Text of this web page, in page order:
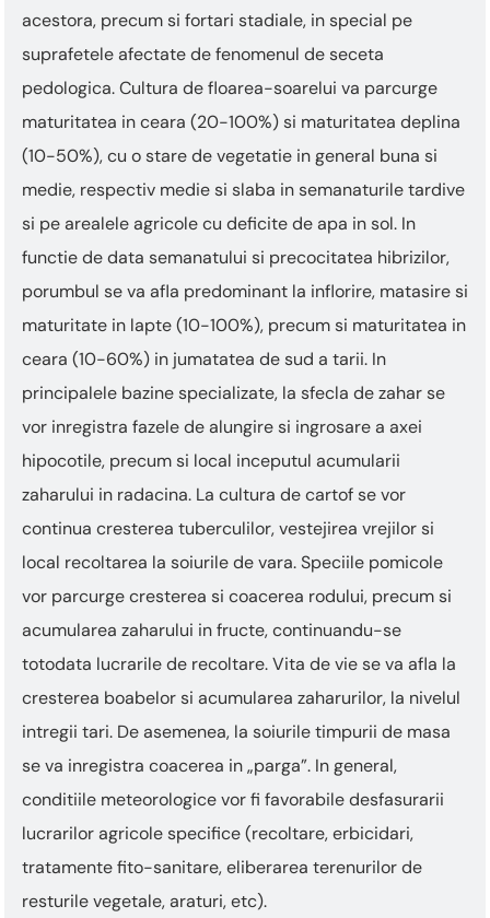
acestora, precum si fortari stadiale, in special pe
suprafetele afectate de fenomenul de seceta
pedologica. Cultura de floarea-soarelui va parcurge
maturitatea in ceara (20-100%) si maturitatea deplina
(10-50%), cu o stare de vegetatie in general buna si
medie, respectiv medie si slaba in semanaturile tardive
si pe arealele agricole cu deficite de apa in sol. In
functie de data semanatului si precocitatea hibrizilor,
porumbul se va afla predominant la inflorire, matasire si
maturitate in lapte (10-100%), precum si maturitatea in
ceara (10-60%) in jumatatea de sud a tarii. In
principalele bazine specializate, la sfecla de zahar se
vor inregistra fazele de alungire si ingrosare a axei
hipocotile, precum si local inceputul acumularii
zaharului in radacina. La cultura de cartof se vor
continua cresterea tuberculilor, vestejirea vrejilor si
local recoltarea la soiurile de vara. Speciile pomicole
vor parcurge cresterea si coacerea rodului, precum si
acumularea zaharului in fructe, continuandu-se
totodata lucrarile de recoltare. Vita de vie se va afla la
cresterea boabelor si acumularea zaharurilor, la nivelul
intregii tari. De asemenea, la soiurile timpurii de masa
se va inregistra coacerea in „parga”. In general,
conditiile meteorologice vor fi favorabile desfasurarii
lucrarilor agricole specifice (recoltare, erbicidari,
tratamente fito-sanitare, eliberarea terenurilor de
resturile vegetale, araturi, etc).